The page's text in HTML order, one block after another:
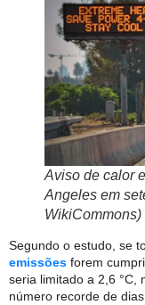
Aviso de calor
Angeles em
WikiCommons)
Segundo o estudo, se
emissões forem
seria limitado a 2,6 °C,
número recorde de